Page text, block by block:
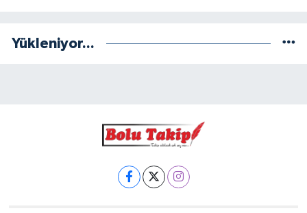
Yükleniyor...